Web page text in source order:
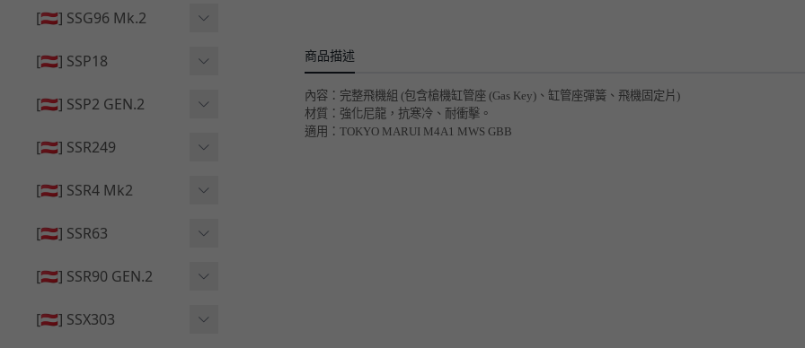
👁️‍🗨️ 外觀 ⧸ 色彩
[🇦🇹] SSG96 Mk.2
🆙 升級 ⧸ 部件
[🇦🇹] SSP18
👁️‍🗨️ 外觀 ⧸ 色彩
[🇦🇹] SSP2 GEN.2
🔄 原廠 ⧸ 零件
[🇦🇹] SSR249
🟦 主體 ⧸ 彈匣
[🇦🇹] SSR4 Mk2
🟦 主體 ⧸ 彈匣
[🇦🇹] SSR63
🆙 升級 ⧸ 部件
[🇦🇹] SSR90 GEN.2
🆙 升級 ⧸ 部件
[🇦🇹] SSX303
商品描述
內容： 完整飛機組 (包含槍機缸管座 (Gas Key)、缸管座彈簧、飛機固定片)
材質：強化尼龍 ，抗寒冷、耐衝擊。
適用：TOKYO MARUI M4A1 MWS GBB